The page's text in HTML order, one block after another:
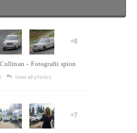
+8
– Fotografii spion
View all photos
+7